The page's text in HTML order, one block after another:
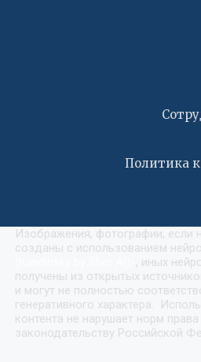
Политика
Изображения, фотографии, если
созданы с использованием
, иных
получены из открытых
и могут не полностью
генеративного характера.
контента не нарушает норм права
законодательству Российской